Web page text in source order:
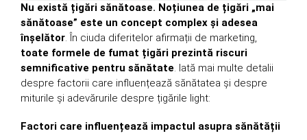
Nu există țigări sănătoase. Noțiunea de țigări „mai
sănătoase” este un concept complex și adesea
înșelător. În ciuda diferitelor afirmații de marketing,
toate formele de fumat țigări prezintă riscuri
semnificative pentru sănătate. Iată mai multe detalii
despre factorii care influențează sănătatea și despre
miturile și adevărurile despre țigările light:
Factori care influențează impactul asupra sănătății